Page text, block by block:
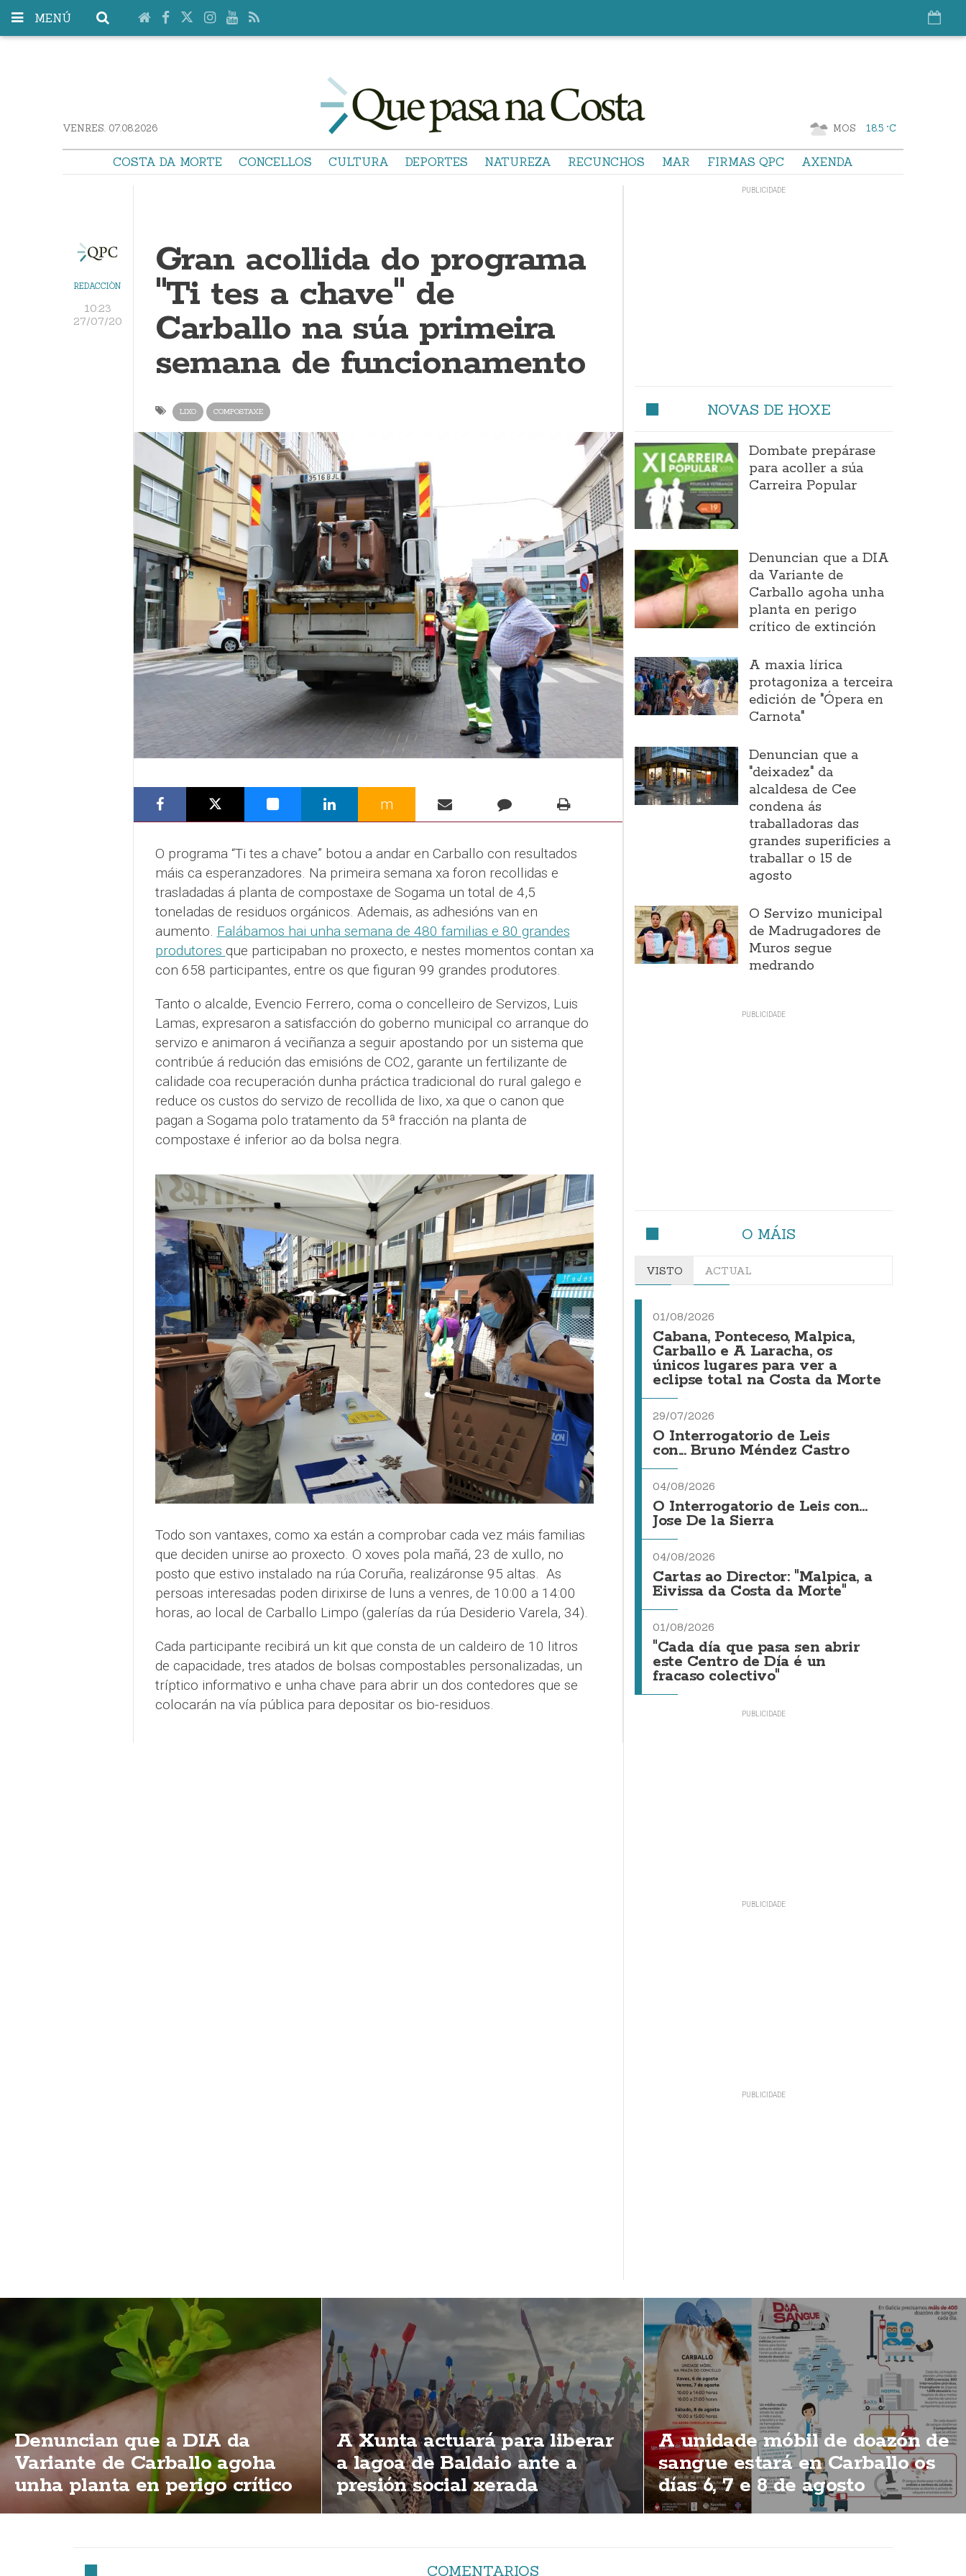
MENÚ
VENRES. 07.08.2026 MOS 18.5 °C
COSTA DA MORTE CONCELLOS CULTURA DEPORTES NATUREZA RECUNCHOS MAR FIRMAS QPC AXENDA
REDACCIÓN
10:23
27/07/20
Gran acollida do programa
"Ti tes a chave" de
Carballo na súa primeira
semana de funcionamento
LIXO COMPOSTAXE
m
O programa “Ti tes a chave” botou a andar en Carballo con resultados
máis ca esperanzadores. Na primeira semana xa foron recollidas e
trasladadas á planta de compostaxe de Sogama un total de 4,5
toneladas de residuos orgánicos. Ademais, as adhesións van en
aumento. Falábamos hai unha semana de 480 familias e 80 grandes
produtores que participaban no proxecto, e nestes momentos contan xa
con 658 participantes, entre os que figuran 99 grandes produtores.
Tanto o alcalde, Evencio Ferrero, coma o concelleiro de Servizos, Luis
Lamas, expresaron a satisfacción do goberno municipal co arranque do
servizo e animaron á veciñanza a seguir apostando por un sistema que
contribúe á redución das emisións de CO2, garante un fertilizante de
calidade coa recuperación dunha práctica tradicional do rural galego e
reduce os custos do servizo de recollida de lixo, xa que o canon que
pagan a Sogama polo tratamento da 5ª fracción na planta de
compostaxe é inferior ao da bolsa negra.
Todo son vantaxes, como xa están a comprobar cada vez máis familias
que deciden unirse ao proxecto. O xoves pola mañá, 23 de xullo, no
posto que estivo instalado na rúa Coruña, realizáronse 95 altas. As
persoas interesadas poden dirixirse de luns a venres, de 10:00 a 14:00
horas, ao local de Carballo Limpo (galerías da rúa Desiderio Varela, 34).
Cada participante recibirá un kit que consta de un caldeiro de 10 litros
de capacidade, tres atados de bolsas compostables personalizadas, un
tríptico informativo e unha chave para abrir un dos contedores que se
colocarán na vía pública para depositar os bio-residuos.
NOVAS DE HOXE
Dombate prepárase
para acoller a súa
Carreira Popular
Denuncian que a DIA
da Variante de
Carballo agoha unha
planta en perigo
crítico de extinción
A maxia lírica
protagoniza a terceira
edición de "Ópera en
Carnota"
Denuncian que a
"deixadez" da
alcaldesa de Cee
condena ás
traballadoras das
grandes superificies a
traballar o 15 de
agosto
O Servizo municipal
de Madrugadores de
Muros segue
medrando
O MÁIS
VISTO ACTUAL
01/08/2026
Cabana, Ponteceso, Malpica,
Carballo e A Laracha, os
únicos lugares para ver a
eclipse total na Costa da Morte
29/07/2026
O Interrogatorio de Leis
con... Bruno Méndez Castro
04/08/2026
O Interrogatorio de Leis con...
Jose De la Sierra
04/08/2026
Cartas ao Director: "Malpica, a
Eivissa da Costa da Morte"
01/08/2026
"Cada día que pasa sen abrir
este Centro de Día é un
fracaso colectivo"
Denuncian que a DIA da
Variante de Carballo agoha
unha planta en perigo crítico
de extinción
A Xunta actuará para liberar
a lagoa de Baldaio ante a
presión social xerada
A unidade móbil de doazón de
sangue estará en Carballo os
días 6, 7 e 8 de agosto
COMENTARIOS